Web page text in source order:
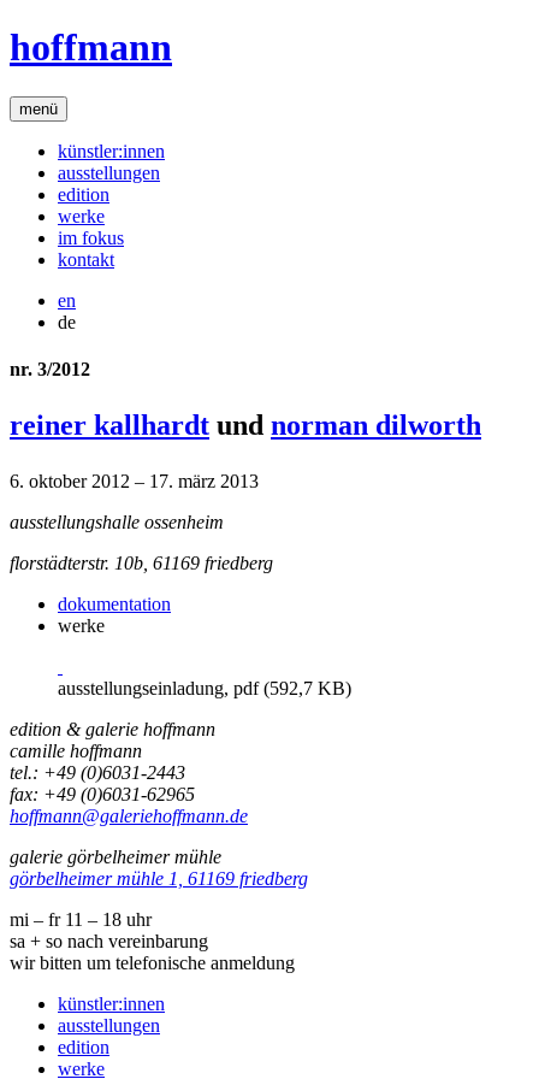
hoffmann
menü
künstler:innen
ausstellungen
edition
werke
im fokus
kontakt
en
de
nr. 3/2012
reiner kallhardt und norman dilworth
6. oktober 2012 – 17. märz 2013
ausstellungshalle ossenheim
florstädterstr. 10b, 61169 friedberg
dokumentation
werke
ausstellungseinladung, pdf (592,7 KB)
edition & galerie hoffmann
camille hoffmann
tel.: +49 (0)6031-2443
fax: +49 (0)6031-62965
hoffmann@galeriehoffmann.de
galerie görbelheimer mühle
görbelheimer mühle 1, 61169 friedberg
mi – fr 11 – 18 uhr
sa + so nach vereinbarung
wir bitten um telefonische anmeldung
künstler:innen
ausstellungen
edition
werke